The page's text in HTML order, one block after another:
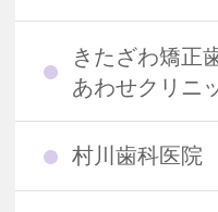
きたざわ矯正
あわせクリニ
村川歯科医院